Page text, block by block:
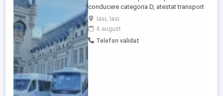
conducere categoria D, atestat transport
persoane, card tahograf; -experienta in
transport persoane sau transport marfa
curierat; -capacitate de munca, rezistenta
la stres; - atitudine pozitiva, orientare spre
Iasi, Iasi
6 august
Telefon validat